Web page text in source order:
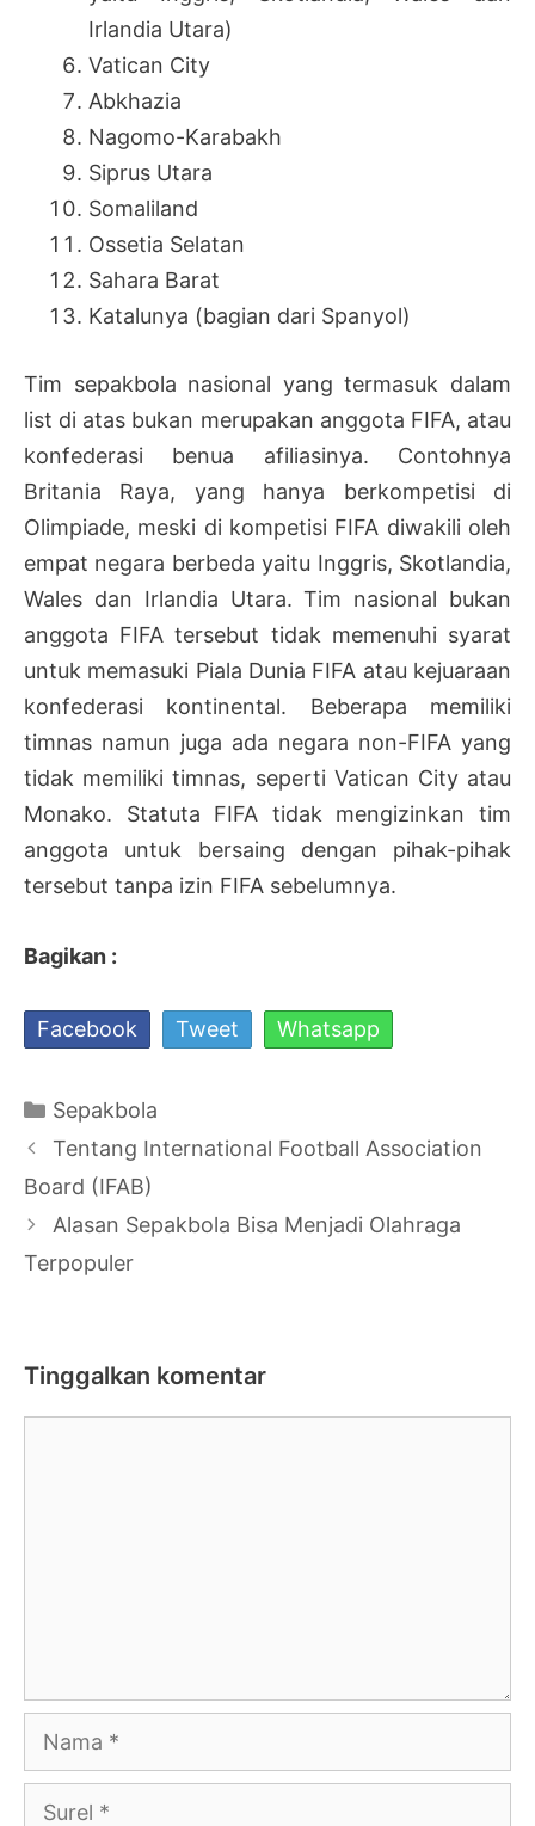
Irlandia Utara)
Vatican City
Abkhazia
Nagomo-Karabakh
Siprus Utara
Somaliland
Ossetia Selatan
Sahara Barat
Katalunya (bagian dari Spanyol)
Tim sepakbola nasional yang termasuk dalam
list di atas bukan merupakan anggota FIFA, atau
konfederasi benua afiliasinya. Contohnya
Britania Raya, yang hanya berkompetisi di
Olimpiade, meski di kompetisi FIFA diwakili oleh
empat negara berbeda yaitu Inggris, Skotlandia,
Wales dan Irlandia Utara. Tim nasional bukan
anggota FIFA tersebut tidak memenuhi syarat
untuk memasuki Piala Dunia FIFA atau kejuaraan
konfederasi kontinental. Beberapa memiliki
timnas namun juga ada negara non-FIFA yang
tidak memiliki timnas, seperti Vatican City atau
Monako. Statuta FIFA tidak mengizinkan tim
anggota untuk bersaing dengan pihak-pihak
tersebut tanpa izin FIFA sebelumnya.
Bagikan :
Facebook Tweet Whatsapp
Kategori
Sepakbola
Navigasi
Tulisan
Tentang International Football Association
Board (IFAB)
Alasan Sepakbola Bisa Menjadi Olahraga
Terpopuler
Tinggalkan komentar
Nama
Surel